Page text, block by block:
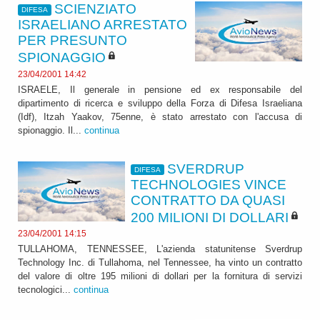
DIFESA
SCIENZIATO
ISRAELIANO ARRESTATO
PER PRESUNTO
SPIONAGGIO
23/04/2001 14:42
ISRAELE, Il generale in pensione ed ex responsabile del
dipartimento di ricerca e sviluppo della Forza di Difesa Israeliana
(Idf), Itzah Yaakov, 75enne, è stato arrestato con l'accusa di
spionaggio. Il... continua
DIFESA
SVERDRUP
TECHNOLOGIES VINCE
CONTRATTO DA QUASI
200 MILIONI DI DOLLARI
23/04/2001 14:15
TULLAHOMA, TENNESSEE, L'azienda statunitense Sverdrup
Technology Inc. di Tullahoma, nel Tennessee, ha vinto un contratto
del valore di oltre 195 milioni di dollari per la fornitura di servizi
tecnologici... continua